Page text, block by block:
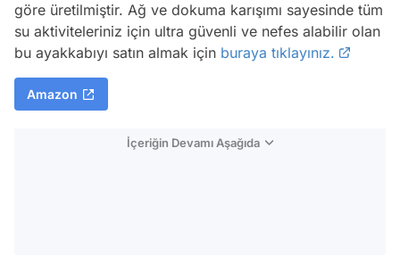
göre üretilmiştir. Ağ ve dokuma karışımı sayesinde tüm
su aktiviteleriniz için ultra güvenli ve nefes alabilir olan
bu ayakkabıyı satın almak için buraya tıklayınız.
Amazon
İçeriğin Devamı Aşağıda